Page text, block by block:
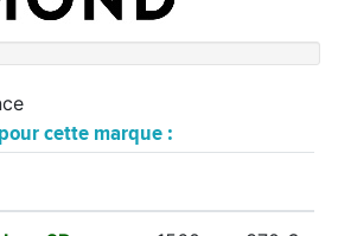
cette marque :